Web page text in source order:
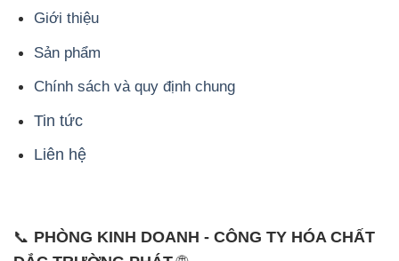
Giới thiệu
Sản phẩm
Chính sách và quy định chung
Tin tức
Liên hệ
📞 PHÒNG KINH DOANH - CÔNG TY HÓA CHẤT